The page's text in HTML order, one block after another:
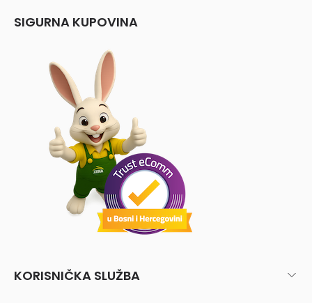
SIGURNA KUPOVINA
KORISNIČKA SLUŽBA